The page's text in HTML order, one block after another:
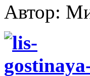
Автор: